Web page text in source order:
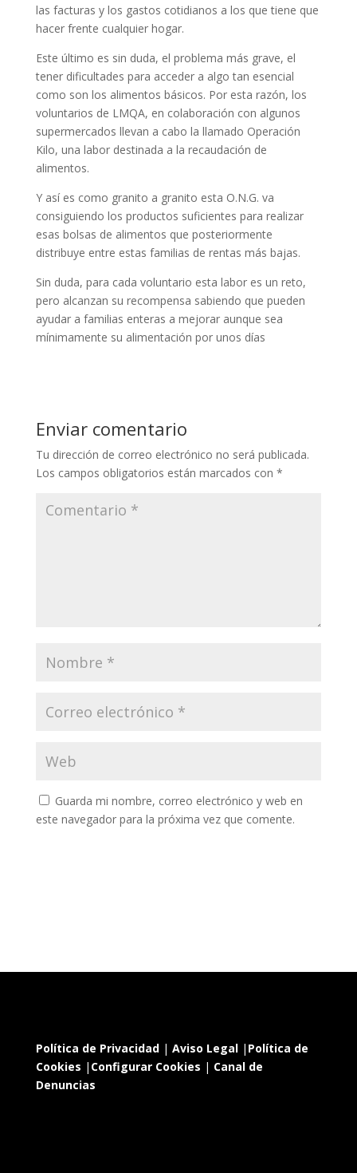
las facturas y los gastos cotidianos a los que tiene que
hacer frente cualquier hogar.
Este último es sin duda, el problema más grave, el
tener dificultades para acceder a algo tan esencial
como son los alimentos básicos. Por esta razón, los
voluntarios de LMQA, en colaboración con algunos
supermercados llevan a cabo la llamado Operación
Kilo, una labor destinada a la recaudación de
alimentos.
Y así es como granito a granito esta O.N.G. va
consiguiendo los productos suficientes para realizar
esas bolsas de alimentos que posteriormente
distribuye entre estas familias de rentas más bajas.
Sin duda, para cada voluntario esta labor es un reto,
pero alcanzan su recompensa sabiendo que pueden
ayudar a familias enteras a mejorar aunque sea
mínimamente su alimentación por unos días
Enviar comentario
Tu dirección de correo electrónico no será publicada.
Los campos obligatorios están marcados con *
Guarda mi nombre, correo electrónico y web en
este navegador para la próxima vez que comente.
Política de Privacidad| Aviso Legal| Política de
Cookies | Configurar Cookies | Canal de
Denuncias